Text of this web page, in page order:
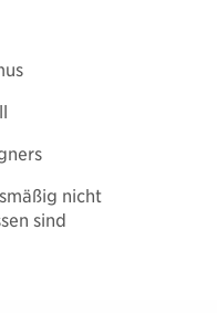
nicht
sind